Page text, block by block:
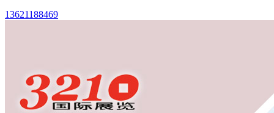
13621188469